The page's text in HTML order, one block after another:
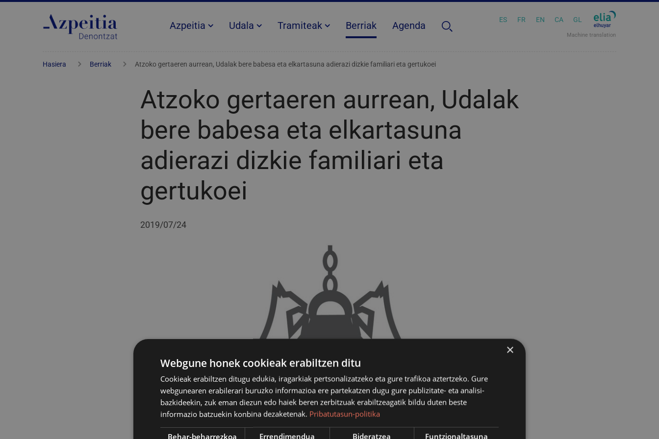
Azpeitia Udala Tramiteak Berriak Agenda ES FR EN CA GL
Machine translation
Hasiera Berriak Atzoko gertaeren aurrean, Udalak bere babesa eta elkartasuna adierazi dizkie familiari eta gertukoei
Atzoko gertaeren aurrean, Udalak
bere babesa eta elkartasuna
adierazi dizkie familiari eta
gertukoei
2019/07/24
×
Webgune honek cookieak erabiltzen ditu
Cookieak erabiltzen ditugu edukia, iragarkiak pertsonalizatzeko eta gure trafikoa aztertzeko. Gure
webgunearen erabilerari buruzko informazioa ere partekatzen dugu gure publizitate- eta analisi-
bazkideekin, zuk eman diezun edo haiek beren zerbitzuak erabiltzeagatik bildu duten beste
informazio batzuekin konbina dezaketenak. Pribatutasun-politika
Behar-beharrezkoa Errendimendua Bideratzea Funtzionaltasuna